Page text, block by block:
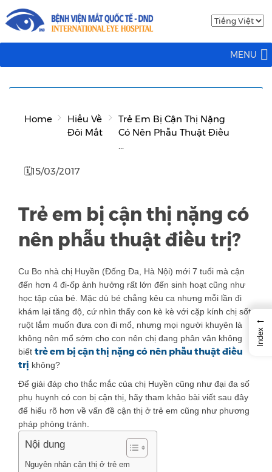
MENU
Home
Hiểu Về
Đôi Mắt
Trẻ Em Bị Cận Thị Nặng
Có Nên Phẫu Thuật Điều
...
🗓15/03/2017
Trẻ em bị cận thị nặng có
nên phẫu thuật điều trị?
Cu Bo nhà chị Huyền (Đống Đa, Hà Nội) mới 7 tuổi mà cận
đến hơn 4 đi-ốp ảnh hưởng rất lớn đến sinh hoạt cũng như
học tập của bé. Mặc dù bé chẳng kêu ca nhưng mỗi lần đi
khám lại tăng độ, cứ nhìn thấy con kè kè với cặp kính chị sốt
ruột lắm muốn đưa con đi mổ, nhưng mọi người khuyên là
không nên mổ sớm cho con nên chị đang phân vân không
biết trẻ em bị cận thị nặng có nên phẫu thuật điều
trị không?
Để giải đáp cho thắc mắc của chị Huyền cũng như đại đa số
phụ huynh có con bị cận thị, hãy tham khảo bài viết sau đây
để hiểu rõ hơn về vấn đề cận thị ở trẻ em cũng như phương
pháp phòng tránh.
Nội dung
Nguyên nhân cận thị ở trẻ em
←
Index